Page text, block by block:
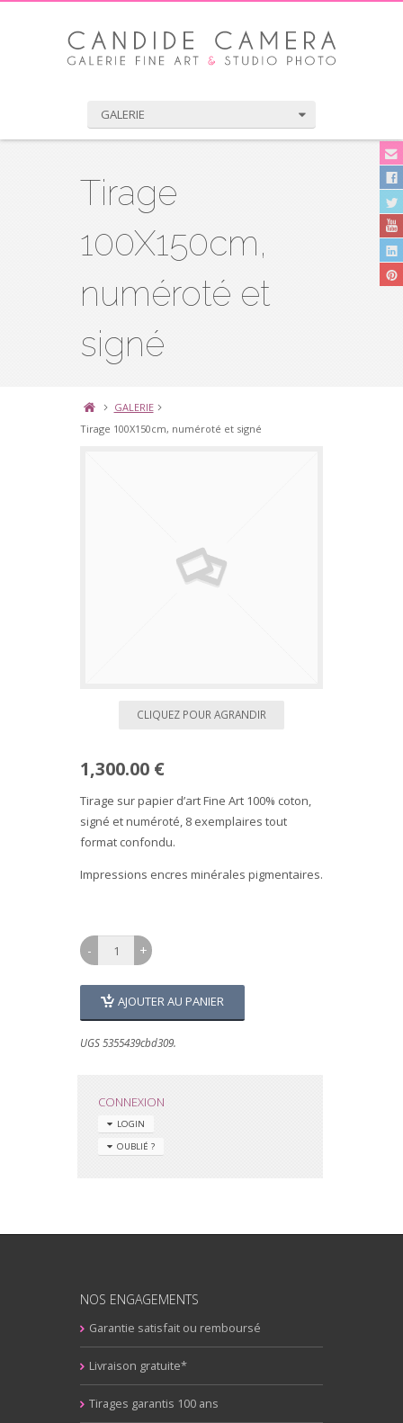
GALERIE
Tirage
100X150cm,
numéroté et
signé
GALERIE
Tirage 100X150cm, numéroté et signé
CLIQUEZ POUR AGRANDIR
1,300.00 €
Tirage sur papier d’art Fine Art 100% coton,
signé et numéroté, 8 exemplaires tout
format confondu.
Impressions encres minérales pigmentaires.
AJOUTER AU PANIER
UGS 5355439cbd309.
CONNEXION
LOGIN
OUBLIÉ ?
NOS ENGAGEMENTS
Garantie satisfait ou remboursé
Livraison gratuite*
Tirages garantis 100 ans